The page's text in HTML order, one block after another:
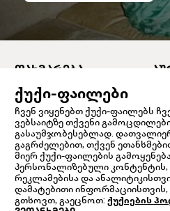
ᲓᲐᲮᲛᲐᲠᲔᲑᲐ
კონფიდენციალობის
პოლიტიკა
დაგვიკავშირდი
წესები და პირობები
ქუქი-ფაილები
ჩვენ ვიყენებთ ქუქი-ფაილებს
ვებსაიტზე თქვენი
გასაუმჯობესებლად.
გაგრძელებით, თქვენ
მიერ ქუქი-ფაილების
პერსონალიზებული კონტენტის,
რეკლამებისა და
დამატებითი ინფორმაციისთვის,
გთხოვთ, გაეცნოთ: ქუქიების